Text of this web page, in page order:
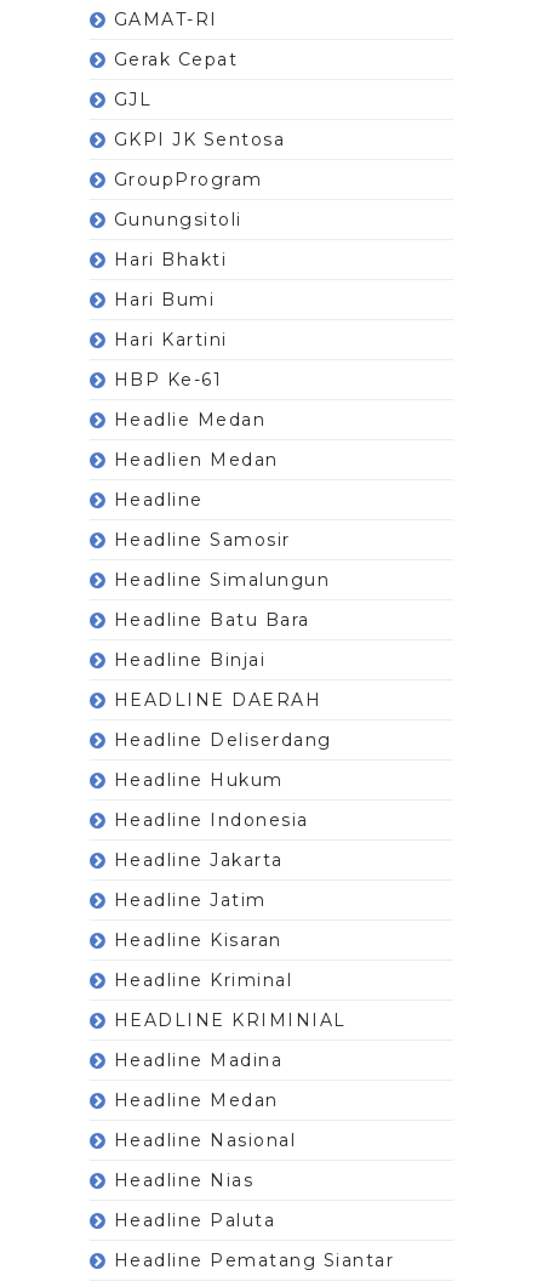
GAMAT-RI
Gerak Cepat
GJL
GKPI JK Sentosa
GroupProgram
Gunungsitoli
Hari Bhakti
Hari Bumi
Hari Kartini
HBP Ke-61
Headlie Medan
Headlien Medan
Headline
Headline Samosir
Headline Simalungun
Headline Batu Bara
Headline Binjai
HEADLINE DAERAH
Headline Deliserdang
Headline Hukum
Headline Indonesia
Headline Jakarta
Headline Jatim
Headline Kisaran
Headline Kriminal
HEADLINE KRIMINIAL
Headline Madina
Headline Medan
Headline Nasional
Headline Nias
Headline Paluta
Headline Pematang Siantar